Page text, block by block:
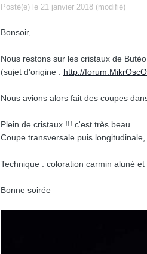
Posté(e) le 21 janvier 2018 (modifié)
Bonsoir,
Nous restons sur les cristaux de
(sujet d'origine : http://
Nous avions alors fait des coupes
Plein de cristaux !!! c'est très beau.
Coupe transversale puis
Technique : coloration carmin aluné
Bonne soirée